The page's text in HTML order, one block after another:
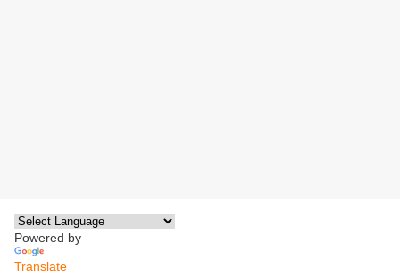
Powered by
Translate